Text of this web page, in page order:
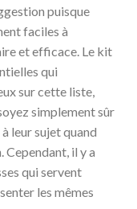
puisque
faciles à
et efficace. Le kit
qui
sur cette liste,
simplement sûr
leur sujet quand
Cependant, il y a
qui servent
les mêmes